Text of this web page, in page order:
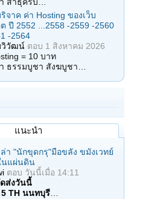
สาธุครับ…
จาค ค่า Hosting ของเว็บ
ปี 2552 ...2558 -2559 -2560
-2564
วิวัฒน์ ตอบ 1 สิงหาคม 2026
= 10 บาท
ธรรมบูชา สังฆบูชา…
แนะนำ
ล่า "นักขุดกรุ"มือขลัง ขมังเวทย์
นแผ่นดิน
ตอบ วันนี้เมื่อ 14:11
ส่งวันนี้
5 TH นนทบุรี…